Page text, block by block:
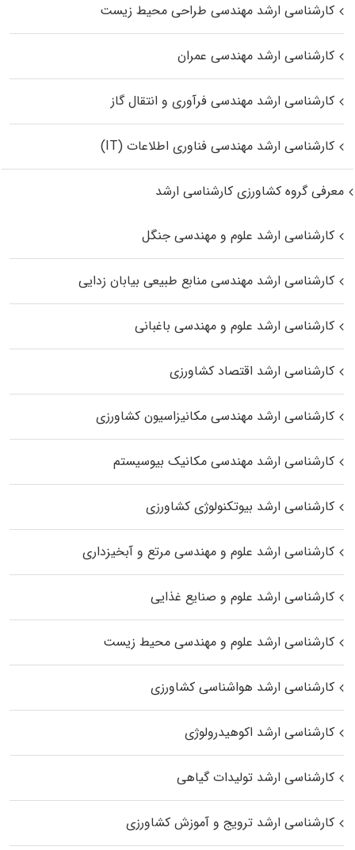
کارشناسی ارشد مهندسی طراحی محیط زیست
کارشناسی ارشد مهندسی عمران
کارشناسی ارشد مهندسی فرآوری و انتقال گاز
کارشناسی ارشد مهندسی فناوری اطلاعات (IT)
معرفی گروه کشاورزی کارشناسی ارشد
کارشناسی ارشد علوم و مهندسی جنگل
کارشناسی ارشد مهندسی منابع طبیعی بیابان زدایی
کارشناسی ارشد علوم و مهندسی باغبانی
کارشناسی ارشد اقتصاد کشاورزی
کارشناسی ارشد مهندسی مکانیزاسیون کشاورزی
کارشناسی ارشد مهندسی مکانیک بیوسیستم
کارشناسی ارشد بیوتکنولوژی کشاورزی
کارشناسی ارشد علوم و مهندسی مرتع و آبخیزداری
کارشناسی ارشد علوم و صنایع غذایی
کارشناسی ارشد علوم و مهندسی محیط زیست
کارشناسی ارشد هواشناسی کشاورزی
کارشناسی ارشد اکوهیدرولوژی
کارشناسی ارشد تولیدات گیاهی
کارشناسی ارشد ترویج و آموزش کشاورزی